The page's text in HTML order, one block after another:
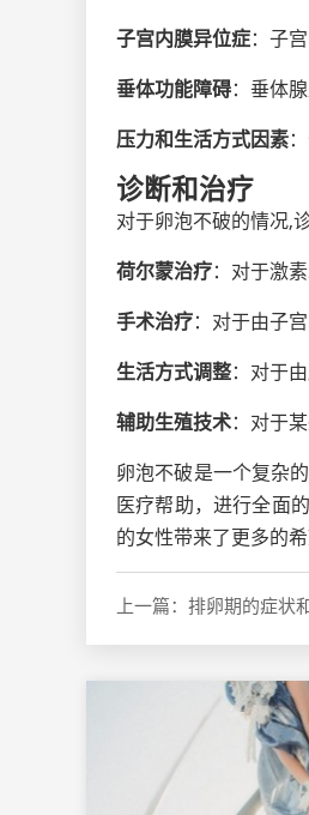
子宫内膜异位症：子
垂体功能障碍：垂体
压力和生活方式因素
诊断和治疗
对于卵泡不破的情况,
荷尔蒙治疗：对于激
手术治疗：对于由子
生活方式调整：对于
辅助生殖技术：对于
卵泡不破是一个复杂
医疗帮助，进行全面
的女性带来了更多的希
上一篇：排卵期的症状